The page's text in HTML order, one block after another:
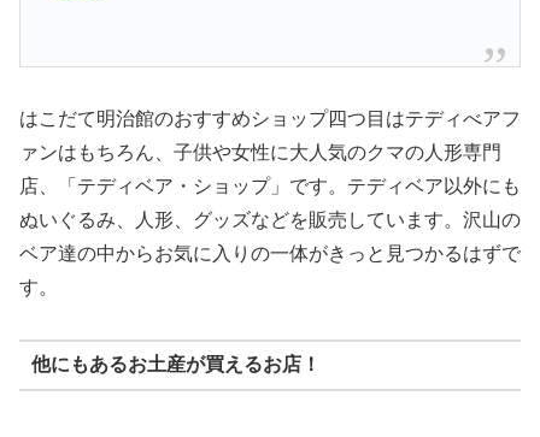
はこだて明治館のおすすめショップ四つ目はテディべアフ
ァンはもちろん、子供や女性に大人気のクマの人形専門
店、「テディベア・ショップ」です。テディベア以外にも
ぬいぐるみ、人形、グッズなどを販売しています。沢山の
ベア達の中からお気に入りの一体がきっと見つかるはずで
す。
他にもあるお土産が買えるお店！